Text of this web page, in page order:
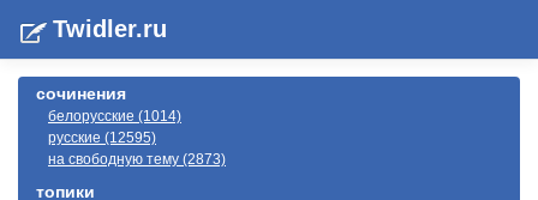
Twidler.ru
сочинения
белорусские (1014)
русские (12595)
на свободную тему (2873)
топики